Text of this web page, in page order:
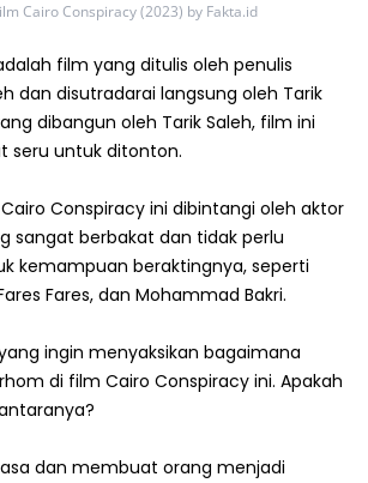
Cairo Conspiracy (2023) by Fakta.id
film yang ditulis oleh penulis
dan disutradarai langsung oleh Tarik
dibangun oleh Tarik Saleh, film ini
seru untuk ditonton.
Conspiracy ini dibintangi oleh aktor
sangat berbakat dan tidak perlu
kemampuan beraktingnya, seperti
Fares, dan Mohammad Bakri.
ingin menyaksikan bagaimana
di film Cairo Conspiracy ini. Apakah
dan membuat orang menjadi